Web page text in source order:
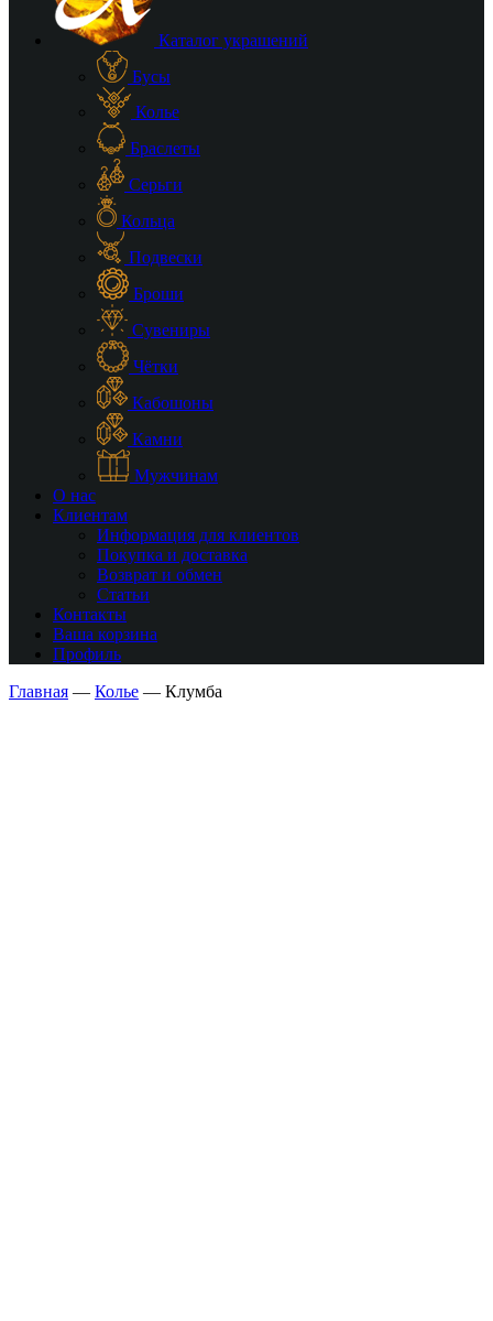
Каталог украшений
Бусы
Колье
Браслеты
Серьги
Кольца
Подвески
Броши
Сувениры
Чётки
Кабошоны
Камни
Мужчинам
О нас
Клиентам
Информация для клиентов
Покупка и доставка
Возврат и обмен
Статьи
Контакты
Ваша корзина
Профиль
Главная — Колье — Клумба